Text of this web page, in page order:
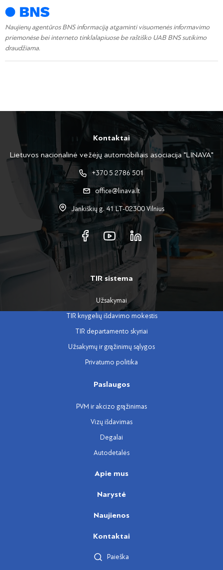
Naujienų agentūros BNS informaciją atgaminti visuomenės informavimo
priemonėse bei interneto tinklalapiuose be raštiško UAB BNS sutikimo
draudžiama.
Kontaktai
Lietuvos nacionalinė vežėjų automobiliais asociacija "LINAVA"
+370 5 2786 501
office@linava.lt
Jankiškių g. 41 LT-02300 Vilnius
TIR sistema
Užsakymai
TIR knygelių išdavimo mokestis
TIR departamento skyriai
Užsakymų ir grąžinimų sąlygos
Privatumo politika
Paslaugos
PVM ir akcizo grąžinimas
Vizų išdavimas
Degalai
Autodetalės
Apie mus
Narystė
Naujienos
Kontaktai
Paieška